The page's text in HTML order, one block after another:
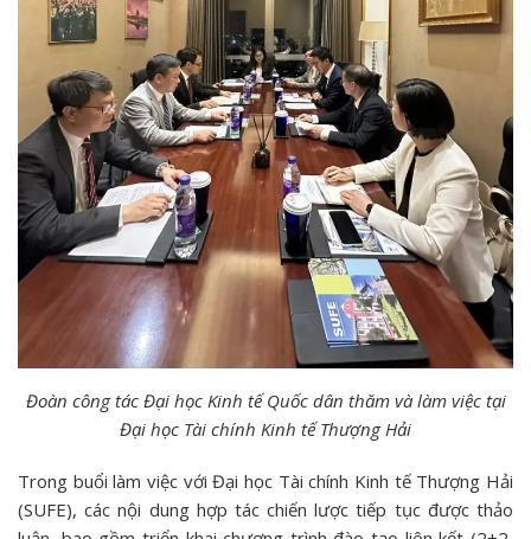
Đoàn công tác Đại học Kinh tế Quốc dân thăm và làm việc tại
Đại học Tài chính Kinh tế Thượng Hải
Trong buổi làm việc với Đại học Tài chính Kinh tế Thượng Hải
(SUFE), các nội dung hợp tác chiến lược tiếp tục được thảo